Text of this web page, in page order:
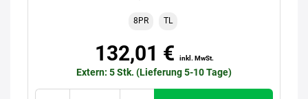
8PR TL
132,01 € inkl. MwSt.
Extern: 5 Stk. (Lieferung 5-10 Tage)